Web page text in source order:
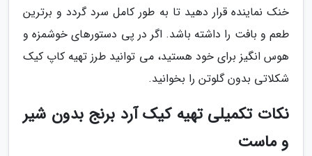
خنک نماینده قرار دهید تا به طور کامل سرد گردد و برترین
طعم و بافت را داشته باشد. اگر در پی دستورهای خوشمزه و
هوس انگیز برای خود هستید، می توانید طرز تهیه کاپ کیک
شکلاتی بدون گلوتن را بخوانید.
نکات تکمیلی تهیه کیک آرد برنج بدون شیر
و ماست